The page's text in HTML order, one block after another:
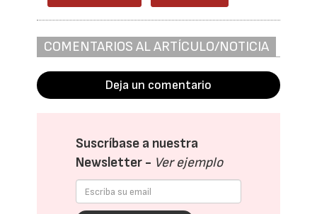
COMENTARIOS AL ARTÍCULO/NOTICIA
Deja un comentario
Suscríbase a nuestra
Newsletter - Ver ejemplo